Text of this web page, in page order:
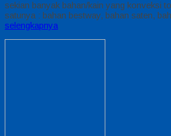
sekian banyak bahan/kain yang konveksi
satunya : bahan bestway, bahan saten,
selengkapnya